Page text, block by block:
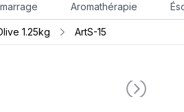
Aromathérapie
1.25kg ArtS-15